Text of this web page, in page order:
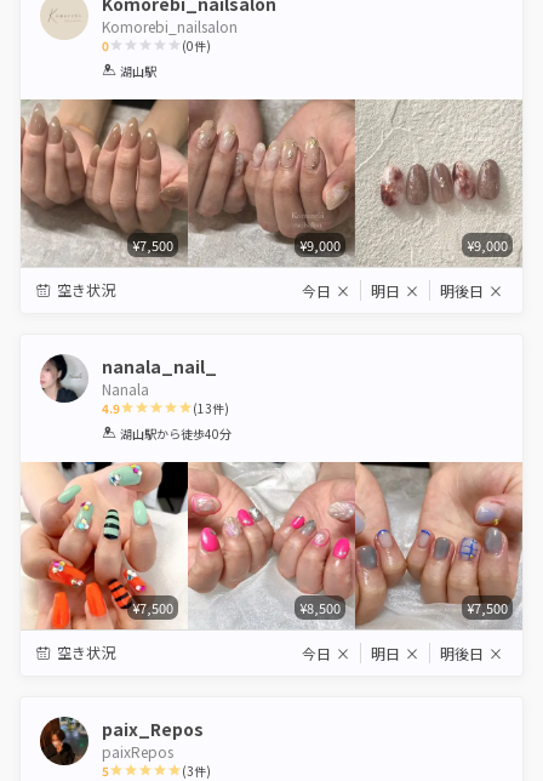
Komorebi_nailsalon
0
1 2 3 4
(0件)
湖山駅
¥7,500 ¥9,000 ¥9,000
空き状況 今日 × 明日 × 明後日 ×
nanala_nail_
Nanala
4.9
1 2 3 4 5
(13件)
湖山駅から徒歩40分
¥7,500 ¥8,500 ¥7,500
空き状況 今日 × 明日 × 明後日 ×
paix_Repos
paixRepos
5 (3件)